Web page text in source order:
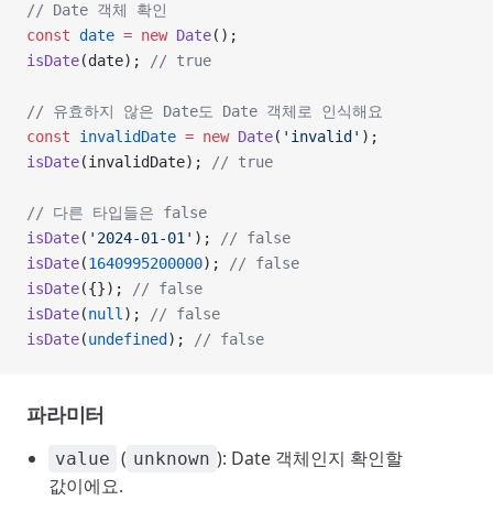
// Date 객체 확인
const date = new Date();
isDate(date); // true
// 유효하지 않은 Date도 Date 객체로 인식해요
const invalidDate = new Date( 'invalid' );
isDate(invalidDate); // true
// 다른 타입들은 false
isDate( '2024-01-01' );
// false
isDate(1640995200000);
// false
isDate({});
// false
isDate(null );
// false
isDate(undefined ); // false
파라미터
value ( unknown ): Date 객체인지 확인할
값이에요.